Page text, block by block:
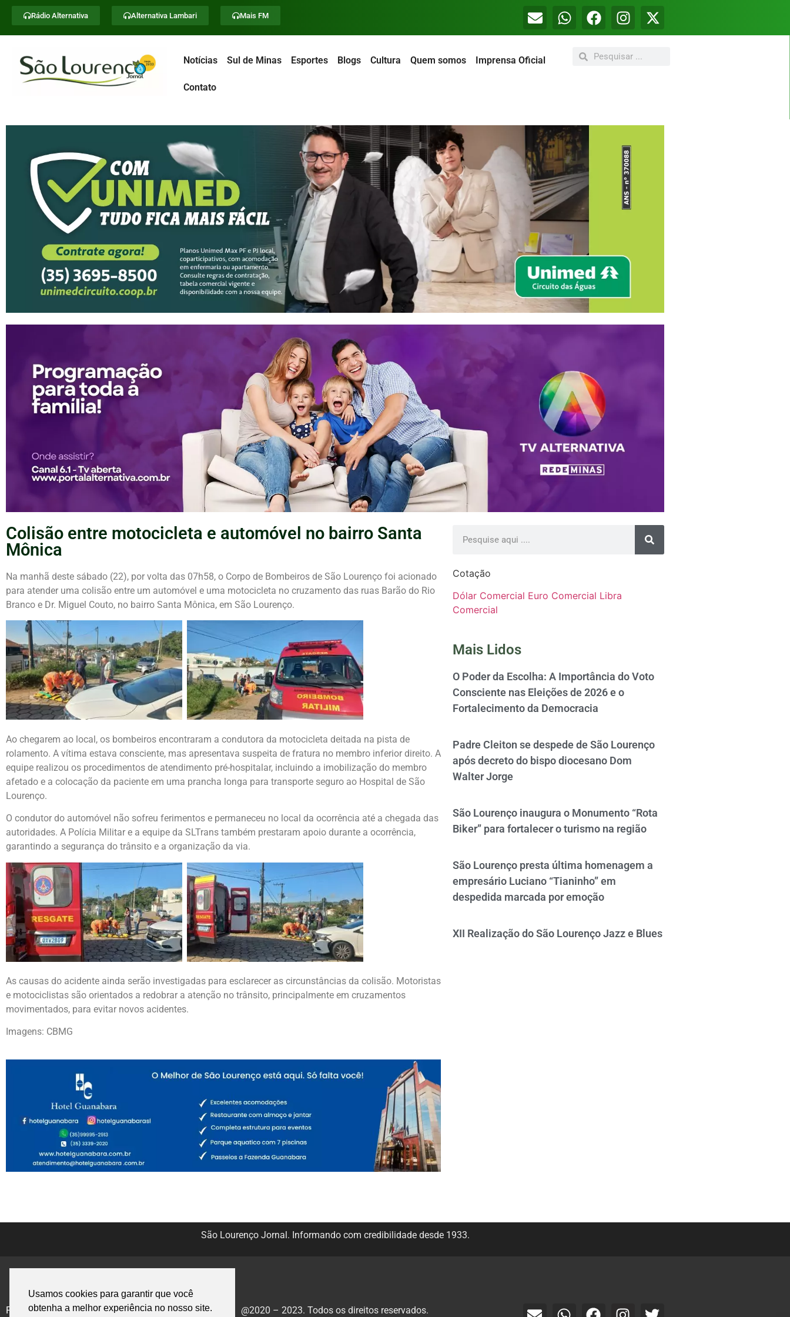
Usamos cookies para garantir que você
obtenha a melhor experiência no nosso site.
Rádio Alternativa Alternativa Lambari Mais FM
Notícias Sul de Minas Esportes Blogs Cultura Quem somos Imprensa Oficial
Contato
Colisão entre motocicleta e automóvel no bairro Santa
Mônica
Na manhã deste sábado (22), por volta das 07h58, o Corpo de Bombeiros de São Lourenço foi acionado
para atender uma colisão entre um automóvel e uma motocicleta no cruzamento das ruas Barão do Rio
Branco e Dr. Miguel Couto, no bairro Santa Mônica, em São Lourenço.
Ao chegarem ao local, os bombeiros encontraram a condutora da motocicleta deitada na pista de
rolamento. A vítima estava consciente, mas apresentava suspeita de fratura no membro inferior direito. A
equipe realizou os procedimentos de atendimento pré-hospitalar, incluindo a imobilização do membro
afetado e a colocação da paciente em uma prancha longa para transporte seguro ao Hospital de São
Lourenço.
O condutor do automóvel não sofreu ferimentos e permaneceu no local da ocorrência até a chegada das
autoridades. A Polícia Militar e a equipe da SLTrans também prestaram apoio durante a ocorrência,
garantindo a segurança do trânsito e a organização da via.
As causas do acidente ainda serão investigadas para esclarecer as circunstâncias da colisão. Motoristas
e motociclistas são orientados a redobrar a atenção no trânsito, principalmente em cruzamentos
movimentados, para evitar novos acidentes.
Imagens: CBMG
Cotação
Dólar Comercial Euro Comercial Libra
Comercial
Mais Lidos
O Poder da Escolha: A Importância do Voto
Consciente nas Eleições de 2026 e o
Fortalecimento da Democracia
Padre Cleiton se despede de São Lourenço
após decreto do bispo diocesano Dom
Walter Jorge
São Lourenço inaugura o Monumento “Rota
Biker” para fortalecer o turismo na região
São Lourenço presta última homenagem a
empresário Luciano “Tianinho” em
despedida marcada por emoção
XII Realização do São Lourenço Jazz e Blues
São Lourenço Jornal. Informando com credibilidade desde 1933.
Politica de Privacidade @2020 – 2023. Todos os direitos reservados.